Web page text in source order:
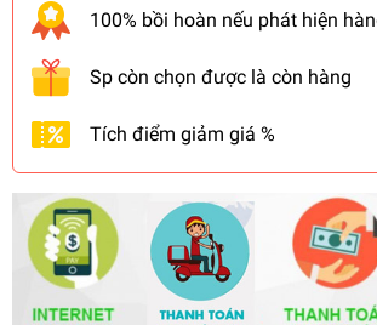
100% bồi hoàn nếu phát hiện
Sp còn chọn được là còn hàng
Tích điểm giảm giá %